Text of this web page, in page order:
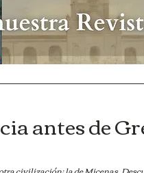
antes de